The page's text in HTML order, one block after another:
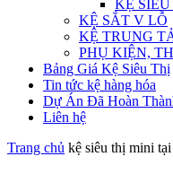
KỆ
KỆ SẮT V LỖ
KỆ TRUNG
PHỤ KIỆN,
Bảng Giá Kệ Siêu Thị
Tin tức kệ hàng hóa
Dự Án Đã Hoàn
Liên hệ
Trang chủ kệ siêu thị mini